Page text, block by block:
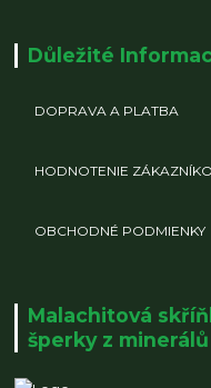
Důležité
DOPRAVA A PLATBA
HODNOTENIE
OBCHODNÉ PODMIENKY
Malachitová
šperky z minerálů